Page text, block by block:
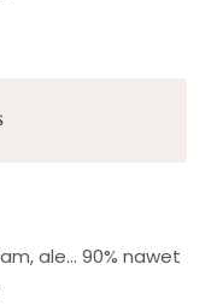
ale… 90% nawet